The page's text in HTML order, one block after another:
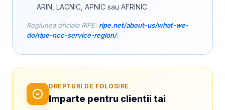
ARIN, LACNIC, APNIC sau AFRINIC
Regiunea oficiala RIPE: ripe.net/about-us/what-we-
do/ripe-ncc-service-region/.
DREPTURI DE FOLOSIRE
Imparte pentru clientii tai